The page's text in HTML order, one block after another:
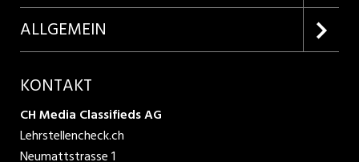
Inserieren
Produkte
Lehrberufe entdecken
ALLGEMEIN
AGB
Datenschutzbestimmungen
KONTAKT
CH Media Classifieds AG
Lehrstellencheck.ch
Neumattstrasse 1